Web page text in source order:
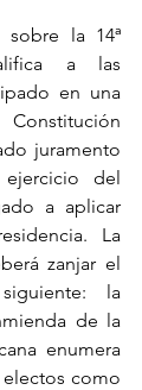
a las
en una
juramento
del
a aplicar
La
zanjar el
la
de la
enumera
como